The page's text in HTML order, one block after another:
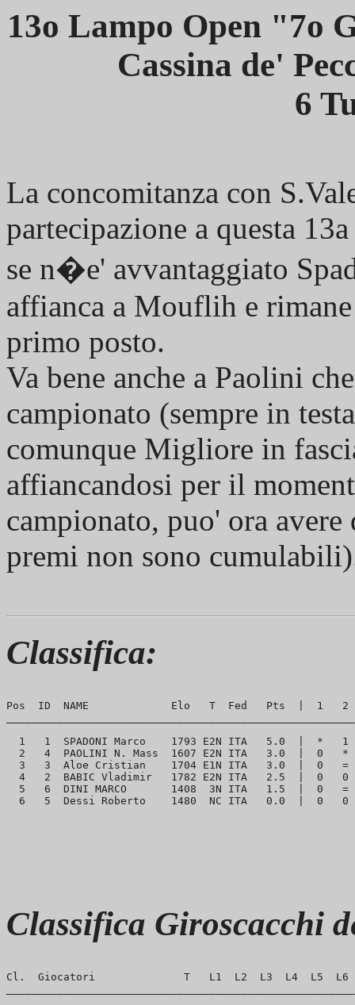
13o Lampo Open "7o
Cassina de'
6
La concomitanza con
partecipazione a questa
se n�e' avvantaggiato
affianca a Mouflih e
primo posto.
Va bene anche a Paolini
campionato (sempre in
comunque Migliore in
affiancandosi per il
campionato, puo' ora
premi non sono
Classifica:
Pos  ID  NAME             Elo   T  Fed   Pts  |  1
1   1  SPADONI Marco    1793 E2N ITA   5.0  |  *   1
2   4  PAOLINI N. Mass  1607 E2N ITA   3.0  |  0   *
3   3  Aloe Cristian    1704 E1N ITA   3.0  |  0   =
4   2  BABIC Vladimir   1782 E2N ITA   2.5  |  0   0
5   6  DINI MARCO       1408  3N ITA   1.5  |  0   =
Classifica Giroscacchi
Cl.  Giocatori              T   L1  L2  L3  L4  L5  L6  L7